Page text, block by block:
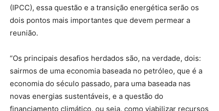
(IPCC), essa questão e a transição energética serão os
dois pontos mais importantes que devem permear a
reunião.
“Os principais desafios herdados são, na verdade, dois:
sairmos de uma economia baseada no petróleo, que é a
economia do século passado, para uma baseada nas
novas energias sustentáveis, e a questão do
financiamento climático, ou seja, como viabilizar recursos